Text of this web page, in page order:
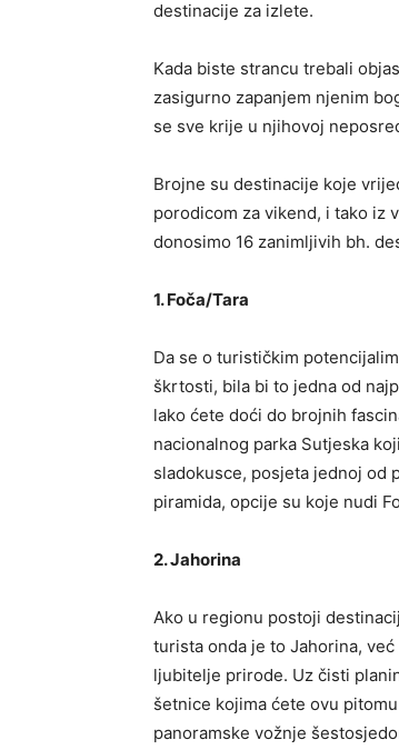
destinacije za izlete.
Kada biste strancu trebali
zasigurno zapanjem njenim
se sve krije u njihovoj
Brojne su destinacije koje
porodicom za vikend, i tako iz
donosimo 16 zanimljivih bh.
1. Foča/Tara
Da se o turističkim
škrtosti, bila bi to jedna od
lako ćete doći do brojnih
nacionalnog parka Sutjeska
sladokusce, posjeta jednoj od
piramida, opcije su koje nudi
2. Jahorina
Ako u regionu postoji
turista onda je to Jahorina,
ljubitelje prirode. Uz čisti
šetnice kojima ćete ovu
panoramske vožnje